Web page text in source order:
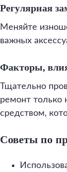
Регулярная
Меняйте
важных
Факторы,
Тщательно
ремонт только
средством,
Советы по